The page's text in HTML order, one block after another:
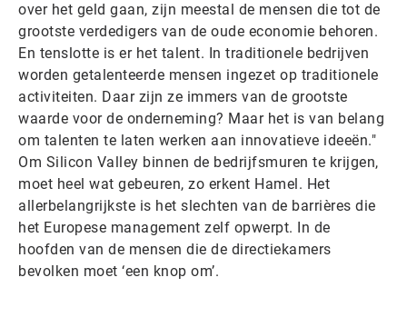
over het geld gaan, zijn meestal de mensen die tot de
grootste verdedigers van de oude economie behoren.
En tenslotte is er het talent. In traditionele bedrijven
worden getalenteerde mensen ingezet op traditionele
activiteiten. Daar zijn ze immers van de grootste
waarde voor de onderneming? Maar het is van belang
om talenten te laten werken aan innovatieve ideeën."
Om Silicon Valley binnen de bedrijfsmuren te krijgen,
moet heel wat gebeuren, zo erkent Hamel. Het
allerbelangrijkste is het slechten van de barrières die
het Europese management zelf opwerpt. In de
hoofden van de mensen die de directiekamers
bevolken moet ‘een knop om’.